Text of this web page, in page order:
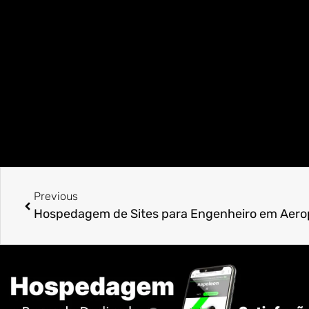
Previous
Hospedagem de Sites para Engenheiro em